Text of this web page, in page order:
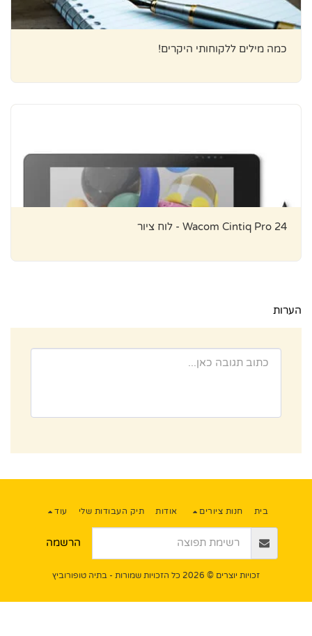
כמה מילים ללקוחותי היקרים!
Wacom Cintiq Pro 24 - לוח ציור
הערות
בית חנות ציורים אודות תיק העבודות שלי עוד
הרשמה
זכויות יוצרים © 2026 כל הזכויות שמורות - בתיה טופורוביץ